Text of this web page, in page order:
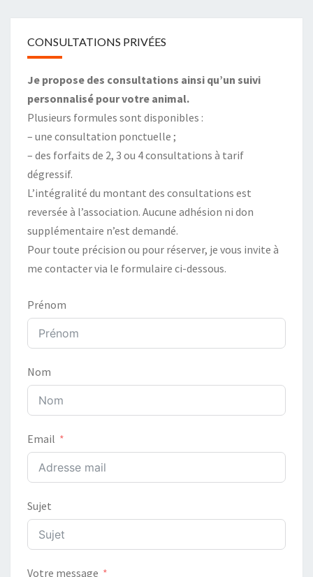
CONSULTATIONS PRIVÉES
Je propose des consultations ainsi qu’un suivi
personnalisé pour votre animal.
Plusieurs formules sont disponibles :
– une consultation ponctuelle ;
– des forfaits de 2, 3 ou 4 consultations à tarif
dégressif.
L’intégralité du montant des consultations est
reversée à l’association. Aucune adhésion ni don
supplémentaire n’est demandé.
Pour toute précision ou pour réserver, je vous invite à
me contacter via le formulaire ci-dessous.
Prénom
Nom
Email
Sujet
Votre message